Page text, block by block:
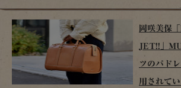
岡咲美保
JET!!」
ツのパド
用されて